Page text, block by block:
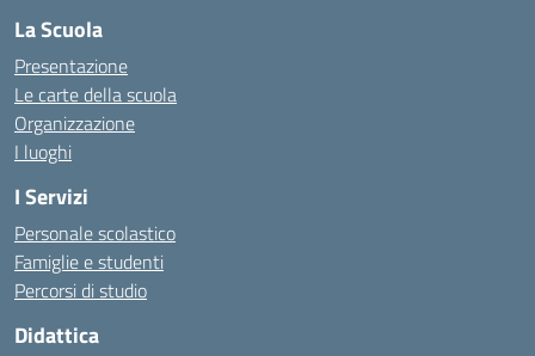
La Scuola
Presentazione
Le carte della scuola
Organizzazione
I luoghi
I Servizi
Personale scolastico
Famiglie e studenti
Percorsi di studio
Didattica